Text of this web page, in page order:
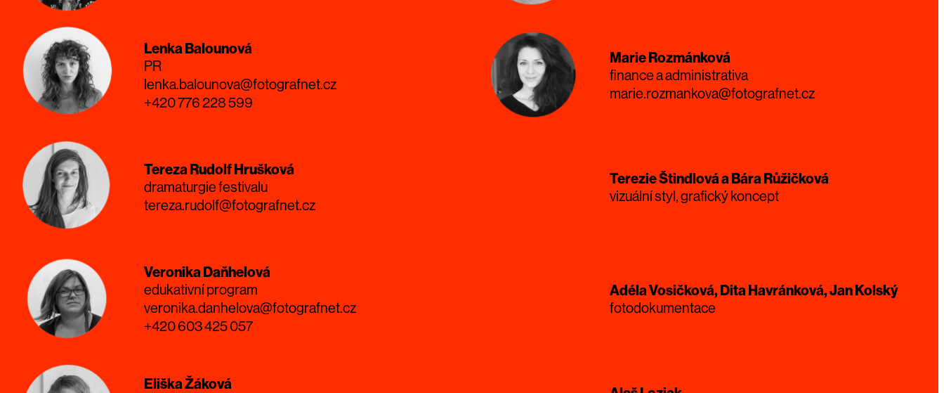
Lenka Balounová
PR
lenka.balounova@fotografnet.cz
+420 776 228 599
Tereza Rudolf Hrušková
dramaturgie festivalu
tereza.rudolf@fotografnet.cz
Veronika Daňhelová
edukativní program
veronika.danhelova@fotografnet.cz
+420 603 425 057
Eliška Žáková
Marie Rozmánková
finance a administrativa
marie.rozmankova@fotografnet.cz
Terezie Štindlová a Bára Růžičková
vizuální styl, grafický koncept
Adéla Vosičková, Dita Havránková, Jan Kolský
fotodokumentace